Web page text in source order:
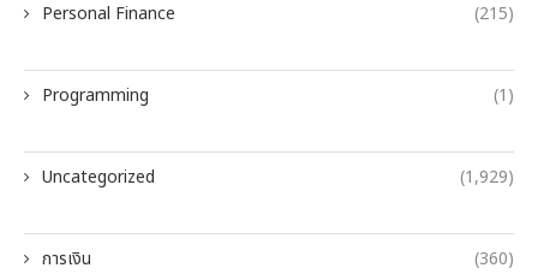
Personal Finance (215)
Programming (1)
Uncategorized (1,929)
การเงิน (360)